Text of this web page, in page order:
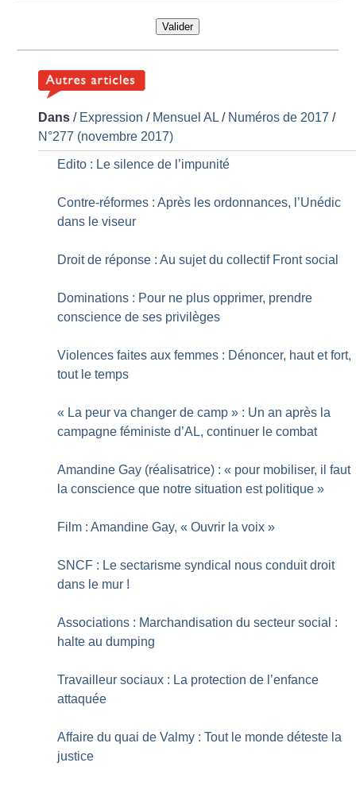
Valider
Dans / Expression / Mensuel AL / Numéros de 2017 /
N°277 (novembre 2017)
Edito : Le silence de l’impunité
Contre-réformes : Après les ordonnances, l’Unédic
dans le viseur
Droit de réponse : Au sujet du collectif Front social
Dominations : Pour ne plus opprimer, prendre
conscience de ses privilèges
Violences faites aux femmes : Dénoncer, haut et fort,
tout le temps
« La peur va changer de camp » : Un an après la
campagne féministe d’AL, continuer le combat
Amandine Gay (réalisatrice) : « pour mobiliser, il faut
la conscience que notre situation est politique »
Film : Amandine Gay, « Ouvrir la voix »
SNCF : Le sectarisme syndical nous conduit droit
dans le mur !
Associations : Marchandisation du secteur social :
halte au dumping
Travailleur sociaux : La protection de l’enfance
attaquée
Affaire du quai de Valmy : Tout le monde déteste la
justice